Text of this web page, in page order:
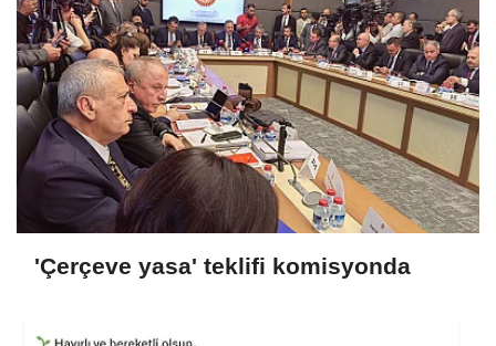
'Çerçeve yasa' teklifi komisyonda